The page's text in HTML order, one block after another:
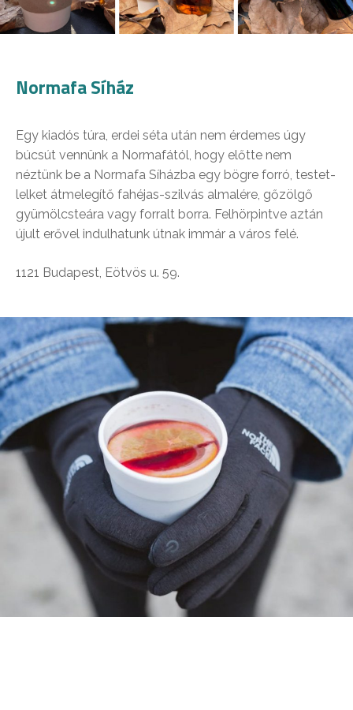
Normafa Síház
Egy kiadós túra, erdei séta után nem érdemes úgy
búcsút vennünk a Normafától, hogy előtte nem
néztünk be a Normafa Síházba egy bögre forró, testet-
lelket átmelegítő fahéjas-szilvás almalére, gőzölgő
gyümölcsteára vagy forralt borra. Felhörpintve aztán
újult erővel indulhatunk útnak immár a város felé.
1121 Budapest, Eötvös u. 59.